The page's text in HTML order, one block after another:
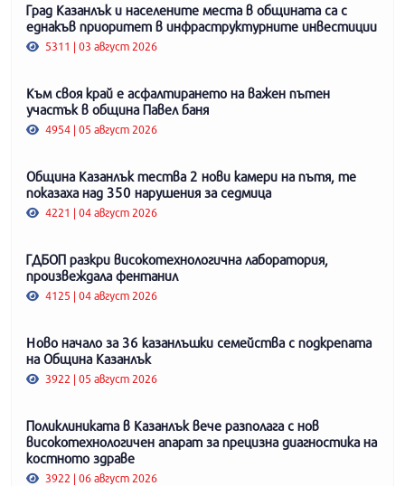
Град Казанлък и населените места в общината са с
еднакъв приоритет в инфраструктурните инвестиции
5311 | 03 август 2026
Към своя край е асфалтирането на важен пътен
участък в община Павел баня
4954 | 05 август 2026
Община Казанлък тества 2 нови камери на пътя, те
показаха над 350 нарушения за седмица
4221 | 04 август 2026
ГДБОП разкри високотехнологична лаборатория,
произвеждала фентанил
4125 | 04 август 2026
Ново начало за 36 казанлъшки семейства с подкрепата
на Община Казанлък
3922 | 05 август 2026
Поликлиниката в Казанлък вече разполага с нов
високотехнологичен апарат за прецизна диагностика на
костното здраве
3922 | 06 август 2026